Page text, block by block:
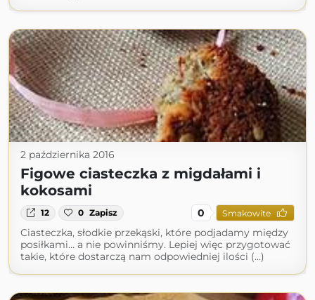
2 października 2016
Figowe ciasteczka z migdałami i
kokosami
12 0 Zapisz 0 Smakowite
Ciasteczka, słodkie przekąski, które podjadamy między
posiłkami… a nie powinniśmy. Lepiej więc przygotować
takie, które dostarczą nam odpowiedniej ilości (...)